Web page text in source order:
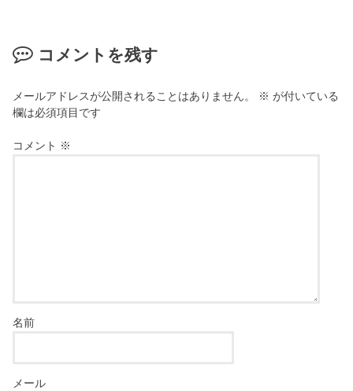
コメントを残す
メールアドレスが公開されることはありません。 ※ が付いている
欄は必須項目です
コメント ※
名前
メール